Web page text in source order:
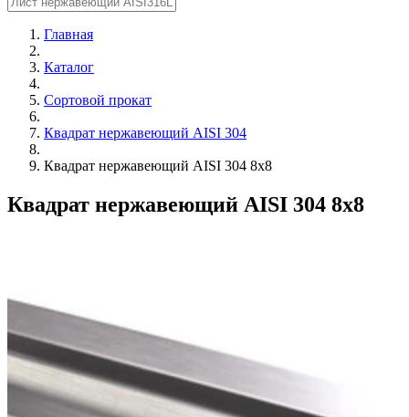
Главная
Каталог
Сортовой прокат
Квадрат нержавеющий AISI 304
Квадрат нержавеющий AISI 304 8х8
Квадрат нержавеющий AISI 304 8х8